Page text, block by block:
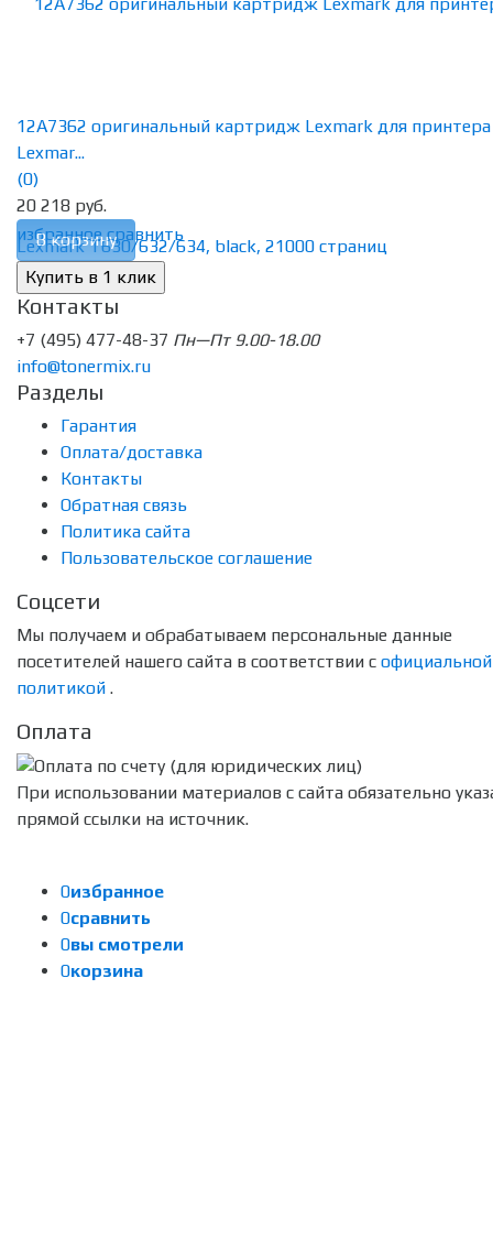
избранное сравнить
12A7362 оригинальный картридж Lexmark для принтера
Lexmar...
(0)
20 218 руб.
В корзину
Контакты
+7 (495) 477-48-37 Пн—Пт 9.00-18.00
info@tonermix.ru
Разделы
Гарантия
Оплата/доставка
Контакты
Обратная связь
Политика сайта
Пользовательское соглашение
Соцсети
Мы получаем и обрабатываем персональные данные
посетителей нашего сайта в соответствии с официальной
политикой .
Оплата
При использовании материалов с сайта обязательно
прямой ссылки на источник.
0избранное
0сравнить
0вы смотрели
0корзина